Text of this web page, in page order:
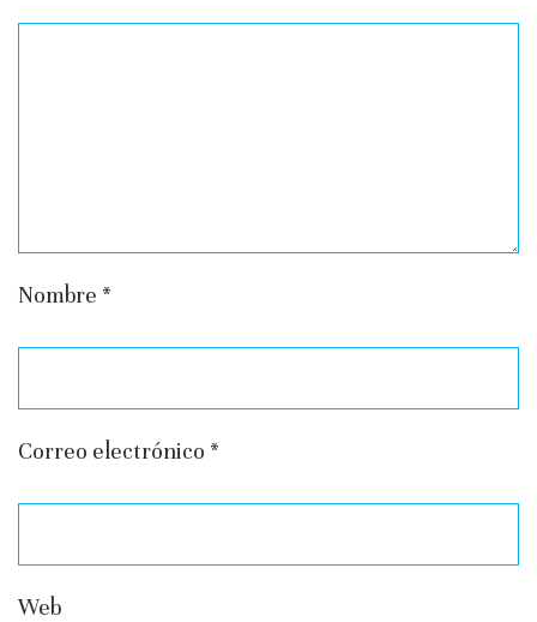
Nombre *
Correo electrónico *
Web